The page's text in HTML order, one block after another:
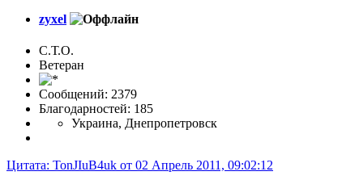
zyxel
С.Т.О.
Ветеран
Сообщений: 2379
Благодарностей: 185
Украина, Днепропетровск
Цитата: TonJIuB4uk от 02 Апрель 2011, 09:02:12